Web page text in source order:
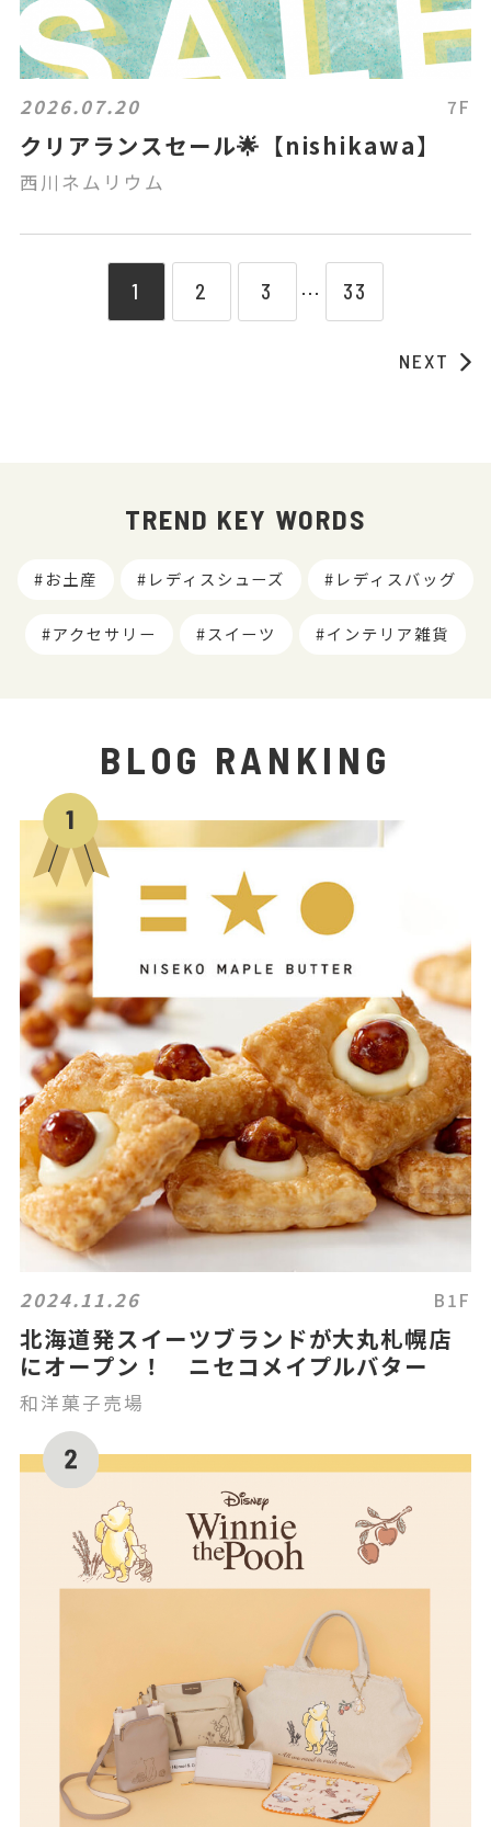
2026.07.20 7F
クリアランスセール🌟【nishikawa】
西川ネムリウム
1 2 3 ⋯ 33
NEXT
TREND KEY WORDS
お土産 レディスシューズ レディスバッグ
アクセサリー スイーツ インテリア雑貨
BLOG RANKING
2024.11.26 B1F
北海道発スイーツブランドが大丸札幌店
にオープン！ ニセコメイプルバター
和洋菓子売場